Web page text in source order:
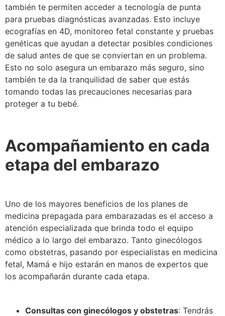
también te permiten acceder a tecnología de punta
para pruebas diagnósticas avanzadas. Esto incluye
ecografías en 4D, monitoreo fetal constante y pruebas
genéticas que ayudan a detectar posibles condiciones
de salud antes de que se conviertan en un problema.
Esto no solo asegura un embarazo más seguro, sino
también te da la tranquilidad de saber que estás
tomando todas las precauciones necesarias para
proteger a tu bebé.
Acompañamiento en cada
etapa del embarazo
Uno de los mayores beneficios de los planes de
medicina prepagada para embarazadas es el acceso a
atención especializada que brinda todo el equipo
médico a lo largo del embarazo. Tanto ginecólogos
como obstetras, pasando por especialistas en medicina
fetal, Mamá e hijo estarán en manos de expertos que
los acompañarán durante cada etapa.
Consultas con ginecólogos y obstetras: Tendrás